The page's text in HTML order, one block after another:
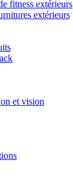
fitness extérieurs
extérieurs
et vision